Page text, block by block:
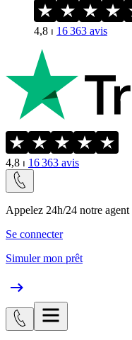
4,8 ⏐ 16 363 avis
4,8 ⏐ 16 363 avis
Appelez 24h/24 notre agent
Se connecter
Simuler mon prêt